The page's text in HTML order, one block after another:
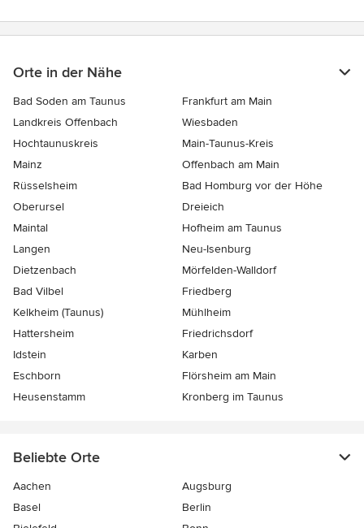
Orte in der Nähe
Bad Soden am Taunus
Frankfurt am Main
Landkreis Offenbach
Wiesbaden
Hochtaunuskreis
Main-Taunus-Kreis
Mainz
Offenbach am Main
Rüsselsheim
Bad Homburg vor der Höhe
Oberursel
Dreieich
Maintal
Hofheim am Taunus
Langen
Neu-Isenburg
Dietzenbach
Mörfelden-Walldorf
Bad Vilbel
Friedberg
Kelkheim (Taunus)
Mühlheim
Hattersheim
Friedrichsdorf
Idstein
Karben
Eschborn
Flörsheim am Main
Heusenstamm
Kronberg im Taunus
Beliebte Orte
Aachen
Augsburg
Basel
Berlin